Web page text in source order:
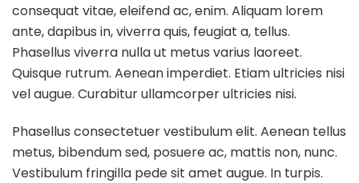
consequat vitae, eleifend ac, enim. Aliquam lorem
ante, dapibus in, viverra quis, feugiat a, tellus.
Phasellus viverra nulla ut metus varius laoreet.
Quisque rutrum. Aenean imperdiet. Etiam ultricies nisi
vel augue. Curabitur ullamcorper ultricies nisi.
Phasellus consectetuer vestibulum elit. Aenean tellus
metus, bibendum sed, posuere ac, mattis non, nunc.
Vestibulum fringilla pede sit amet augue. In turpis.